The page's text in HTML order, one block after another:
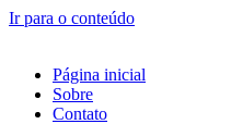
Ir para o conteúdo
Página inicial
Sobre
Contato